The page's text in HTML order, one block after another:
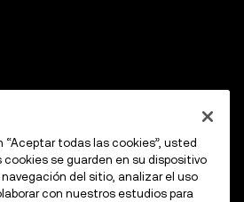
“Aceptar todas las cookies”, usted
cookies se guarden en su dispositivo
navegación del sitio, analizar el uso
con nuestros estudios para